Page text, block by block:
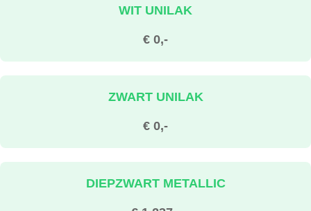
€ 0,-
WIT UNILAK
€ 0,-
ZWART UNILAK
DIEPZWART METALLIC